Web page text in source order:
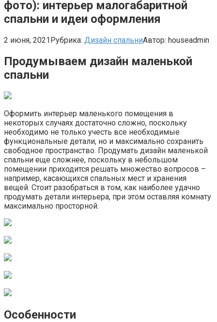
фото): интерьер малогабаритной
спальни и идеи оформления
2 июня, 2021Рубрика: Дизайн спальниАвтор: houseadmin
Продумываем дизайн маленькой
спальни
Оформить интерьер маленького помещения в
некоторых случаях достаточно сложно, поскольку
необходимо не только учесть все необходимые
функциональные детали, но и максимально сохранить
свободное пространство. Продумать дизайн маленькой
спальни еще сложнее, поскольку в небольшом
помещении приходится решать множество вопросов –
например, касающихся спальных мест и хранения
вещей. Стоит разобраться в том, как наиболее удачно
продумать детали интерьера, при этом оставляя комнату
максимально просторной.
Особенности